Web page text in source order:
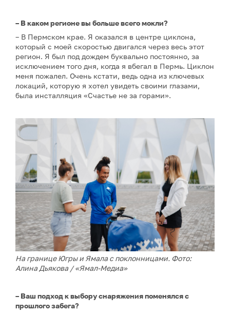
– В каком регионе вы больше всего мокли?
– В Пермском крае. Я оказался в центре циклона,
который с моей скоростью двигался через весь этот
регион. Я был под дождем буквально постоянно, за
исключением того дня, когда я вбегал в Пермь. Циклон
меня пожалел. Очень кстати, ведь одна из ключевых
локаций, которую я хотел увидеть своими глазами,
была инсталляция «Счастье не за горами».
На границе Югры и Ямала с поклонницами. Фото:
Алина Дьякова / «Ямал-Медиа»
– Ваш подход к выбору снаряжения поменялся с
прошлого забега?